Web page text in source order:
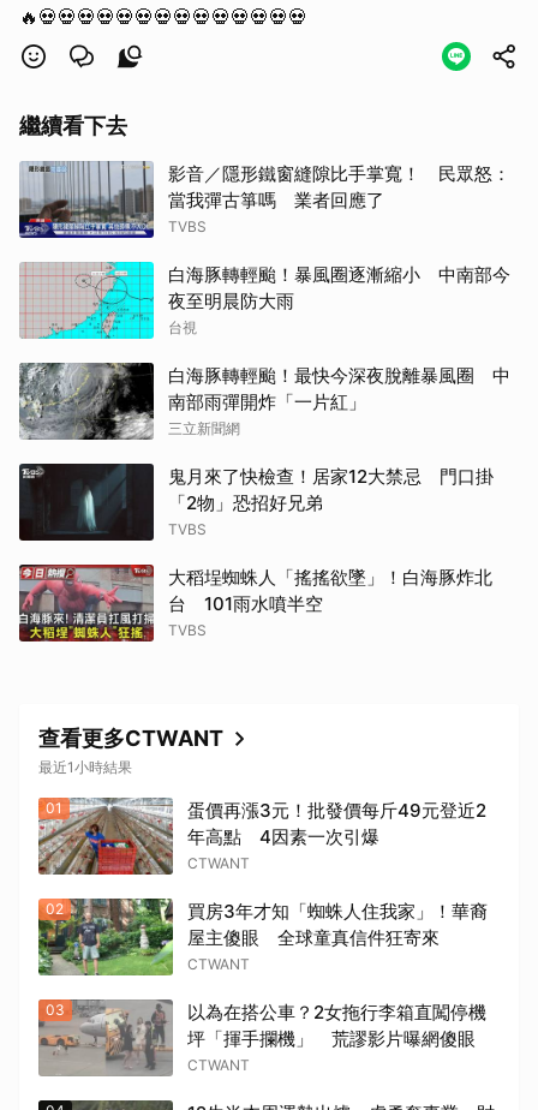
🔥💀💀💀💀💀💀💀💀💀💀💀💀💀💀
繼續看下去
影音／隱形鐵窗縫隙比手掌寬！ 民眾怒：
當我彈古箏嗎 業者回應了
TVBS
白海豚轉輕颱！暴風圈逐漸縮小 中南部今
夜至明晨防大雨
台視
白海豚轉輕颱！最快今深夜脫離暴風圈 中
南部雨彈開炸「一片紅」
三立新聞網
鬼月來了快檢查！居家12大禁忌 門口掛
「2物」恐招好兄弟
TVBS
大稻埕蜘蛛人「搖搖欲墜」！白海豚炸北
台 101雨水噴半空
TVBS
查看更多CTWANT
最近1小時結果
01
蛋價再漲3元！批發價每斤49元登近2
年高點 4因素一次引爆
CTWANT
02
買房3年才知「蜘蛛人住我家」！華裔
屋主傻眼 全球童真信件狂寄來
CTWANT
03
以為在搭公車？2女拖行李箱直闖停機
坪「揮手攔機」 荒謬影片曝網傻眼
CTWANT